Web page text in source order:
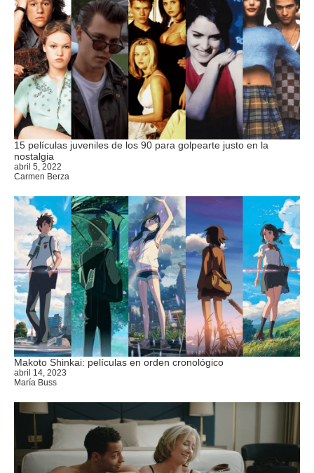
15 películas juveniles de los 90 para golpearte justo en la
nostalgia
abril 5, 2022
Carmen Berza
Makoto Shinkai: películas en orden cronológico
abril 14, 2023
María Buss